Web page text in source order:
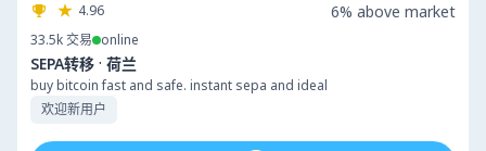
4.96
33.5k交易 online
SEPA转移 · 荷兰
buy bitcoin fast and safe. instant sepa and ideal
欢迎新用户
6% above market